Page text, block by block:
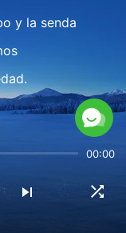
y la senda
paz
Dios.
00:00